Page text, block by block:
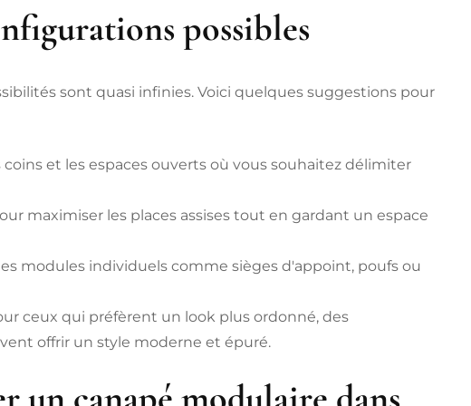
possibles
sont quasi infinies. Voici quelques suggestions pour
coins et les espaces ouverts où vous souhaitez délimiter
maximiser les places assises tout en gardant un espace
modules individuels comme sièges d'appoint, poufs ou
ceux qui préfèrent un look plus ordonné, des
offrir un style moderne et épuré.